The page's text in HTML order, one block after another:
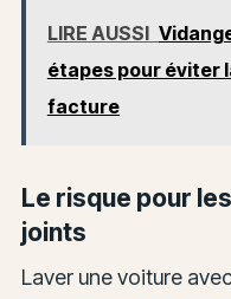
LIRE AUSSI
étapes pour éviter
facture
Le risque pour
joints
Laver une voiture